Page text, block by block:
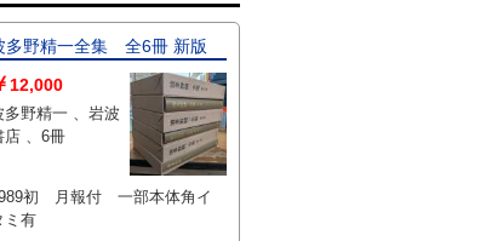
多野精一全集 全6冊 新版
12,000
野精一 、岩波
書店 、6冊
初 月報付 一部本体角イ
ミ有